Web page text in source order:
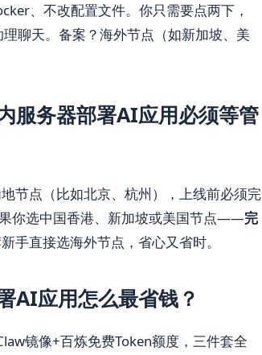
、不改配置文件。你只需要点两下，
聊天。备案？海外节点（如新加坡、美
服务器部署AI应用必须等管
节点（比如北京、杭州），上线前必须完
你选中国香港、新加坡或美国节点——完
手直接选海外节点，省心又省时。
AI应用怎么最省钱？
镜像+百炼免费Token额度，三件套全